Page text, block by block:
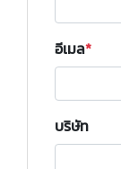
อีเมล
บริษัท